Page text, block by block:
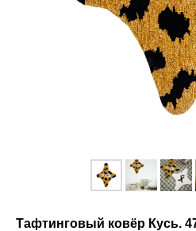
Тафтинговый ковёр Кусь.